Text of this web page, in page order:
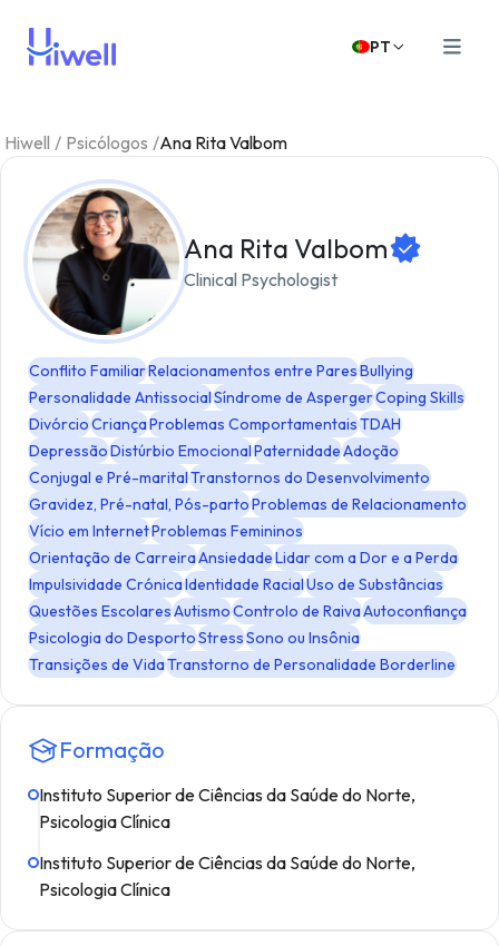
PT
Hiwell / Psicólogos /Ana Rita Valbom
Ana Rita Valbom
Clinical Psychologist
Conflito FamiliarRelacionamentos entre ParesBullying
Personalidade AntissocialSíndrome de AspergerCoping Skills
DivórcioCriançaProblemas ComportamentaisTDAH
DepressãoDistúrbio EmocionalPaternidadeAdoção
Conjugal e Pré-maritalTranstornos do Desenvolvimento
Gravidez, Pré-natal, Pós-partoProblemas de Relacionamento
Vício em InternetProblemas Femininos
Orientação de CarreiraAnsiedadeLidar com a Dor e a Perda
Impulsividade CrónicaIdentidade RacialUso de Substâncias
Questões EscolaresAutismoControlo de RaivaAutoconfiança
Psicologia do DesportoStressSono ou Insônia
Transições de VidaTranstorno de Personalidade Borderline
Formação
Instituto Superior de Ciências da Saúde do Norte,
Psicologia Clínica
Instituto Superior de Ciências da Saúde do Norte,
Psicologia Clínica